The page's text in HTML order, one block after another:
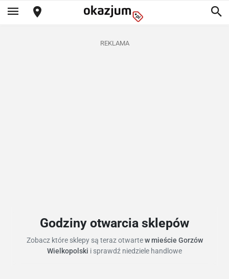
REKLAMA
Godziny otwarcia sklepów
Zobacz które sklepy są teraz otwartew mieście Gorzów
Wielkopolski i sprawdź niedziele handlowe